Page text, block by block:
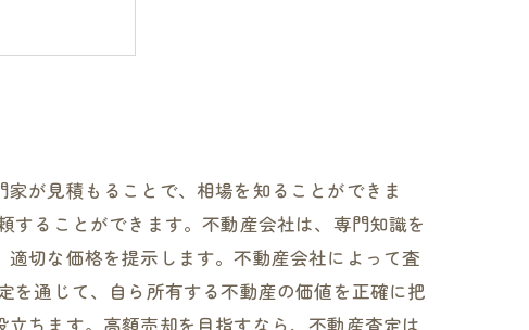
受けよう
が必要
が見積もることで、相場を知ることができま
ることができます。不動産会社は、専門知識を
切な価格を提示します。不動産会社によって査
を通じて、自ら所有する不動産の価値を正確に把
ちます。高額売却を目指すなら、不動産査定は